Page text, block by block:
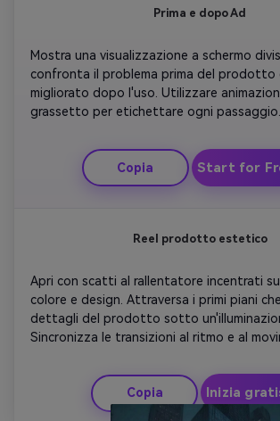
Prima e dopo Ad
Mostra una visualizzazione a schermo
confronta il problema prima del prodotto
migliorato dopo l'uso. Utilizzare
grassetto per etichettare ogni passaggio.
il contrasto di colore per rendere la
sorprendente. Finisci con uno slogan
movimento del logo per rafforzare il
Copia Start for
Reel prodotto estetico
Apri con scatti al rallentatore incentrati
colore e design. Attraversa i primi piani
dettagli del prodotto sotto
Sincronizza le transizioni al ritmo e al
sovrapposizioni di testo minime per
chiave. Finisci con un breve call-to-action
serif su uno sfondo neutro. Adatto per
Copia Inizia